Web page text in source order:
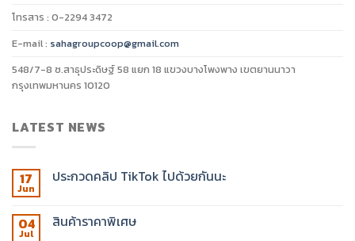
โทรสาร : 0-2294 3472
E-mail : sahagroupcoop@gmail.com
548/7-8 ซ.สาธุประดิษฐ์ 58 แยก 18 แขวงบางโพงพาง เขตยานนาวา
กรุงเทพมหานคร 10120
LATEST NEWS
17
Jun
ประกวดคลิป TikTok ไปด้วยกันนะ
04
Jul
สินค้าราคาพิเศษ